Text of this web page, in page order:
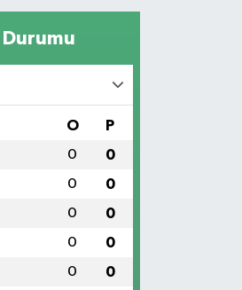
Durumu
O P
0 0
0 0
0 0
0 0
0 0